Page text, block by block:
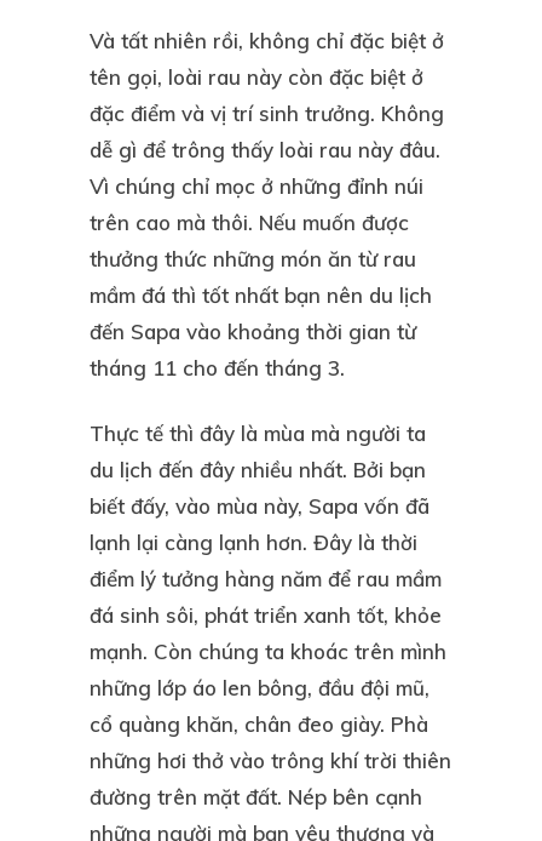
Và tất nhiên rồi, không chỉ đặc biệt ở
tên gọi, loài rau này còn đặc biệt ở
đặc điểm và vị trí sinh trưởng. Không
dễ gì để trông thấy loài rau này đâu.
Vì chúng chỉ mọc ở những đỉnh núi
trên cao mà thôi. Nếu muốn được
thưởng thức những món ăn từ rau
mầm đá thì tốt nhất bạn nên du lịch
đến Sapa vào khoảng thời gian từ
tháng 11 cho đến tháng 3.
Thực tế thì đây là mùa mà người ta
du lịch đến đây nhiều nhất. Bởi bạn
biết đấy, vào mùa này, Sapa vốn đã
lạnh lại càng lạnh hơn. Đây là thời
điểm lý tưởng hàng năm để rau mầm
đá sinh sôi, phát triển xanh tốt, khỏe
mạnh. Còn chúng ta khoác trên mình
những lớp áo len bông, đầu đội mũ,
cổ quàng khăn, chân đeo giày. Phà
những hơi thở vào trông khí trời thiên
đường trên mặt đất. Nép bên cạnh
những người mà bạn yêu thương và